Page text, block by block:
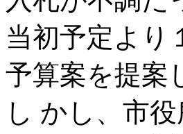
当初予定より
予算案を提案
し かし、市